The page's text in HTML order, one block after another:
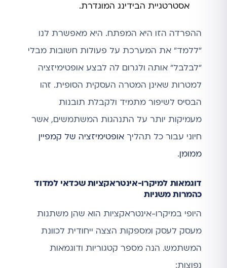
אסטרטגיית הבידינג המוגדרת.
ההפרדה הזו היא המפתח. היא מאפשרת לנו
"ללמד" את המערכת על פעולות חשובות מבלי
"לבלבל" אותה ולגרום לה לבצע אופטימיזציה
למטרות שאינן המטרה העסקית הסופית. זהו
הבסיס לשיפור מתמיד ולקבלת תובנות
מעמיקות יותר על התנהגות המשתמשים, אשר
חיוני עבור כל תהליך אופטימיזציה של קמפיין
ממומן.
דוגמאות למיקרו-אינטראקציות שכדאי למדוד
כהמרות משניות
היופי במיקרו-אינטראקציות הוא שהן משתנות
מעסק לעסק ומספקות הצצה ייחודית לכוונת
המשתמש. הנה מספר קטגוריות ודוגמאות
נפוצות: